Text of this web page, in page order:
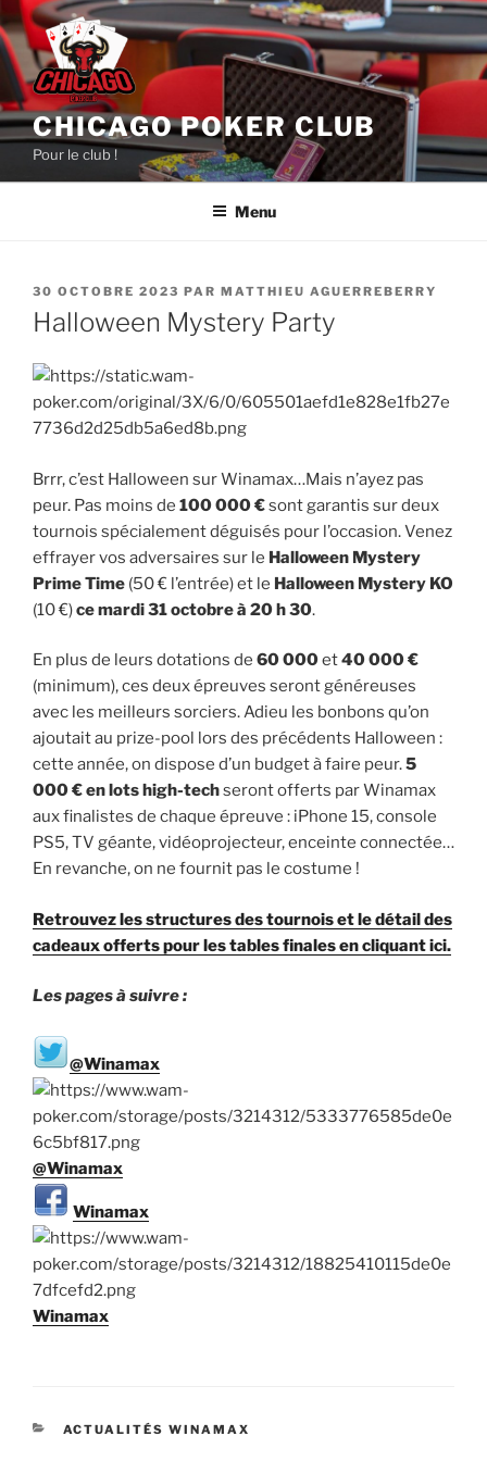
Aller
au
contenu
principal
CHICAGO POKER CLUB
Pour le club !
Menu
PUBLIÉ
LE
30 OCTOBRE 2023 PAR MATTHIEU AGUERREBERRY
Halloween Mystery Party
Brrr, c’est Halloween sur Winamax…Mais n’ayez pas
peur. Pas moins de 100 000 €sont garantis sur deux
tournois spécialement déguisés pour l’occasion. Venez
effrayer vos adversaires sur le Halloween Mystery
Prime Time (50 € l’entrée) et le Halloween Mystery KO
(10 €)ce mardi 31 octobre à 20 h 30.
En plus de leurs dotations de 60 000et40 000 €
(minimum), ces deux épreuves seront généreuses
avec les meilleurs sorciers. Adieu les bonbons qu’on
ajoutait au prize-pool lors des précédents Halloween :
cette année, on dispose d’un budget à faire peur.5
000 € en lots high-techseront offerts par Winamax
aux finalistes de chaque épreuve : iPhone 15, console
PS5, TV géante, vidéoprojecteur, enceinte connectée…
En revanche, on ne fournit pas le costume !
Retrouvez les structures des tournois et le détail des
cadeaux offerts pour les tables finales en cliquant ici.
Les pages à suivre :
@Winamax
@Winamax
Winamax
Winamax
CATÉGORIES
ACTUALITÉS WINAMAX